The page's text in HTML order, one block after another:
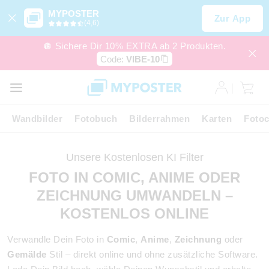
MYPOSTER
(4,6) Zur App
🪩 Sichere Dir 10% EXTRA ab 2 Produkten.
Code: VIBE-10
Wandbilder Fotobuch Bilderrahmen Karten
Unsere Kostenlosen KI Filter
FOTO IN COMIC, ANIME ODER
ZEICHNUNG UMWANDELN –
KOSTENLOS ONLINE
Verwandle Dein Foto in Comic, Anime, Zeichnung oder
Gemälde Stil – direkt online und ohne zusätzliche Software.